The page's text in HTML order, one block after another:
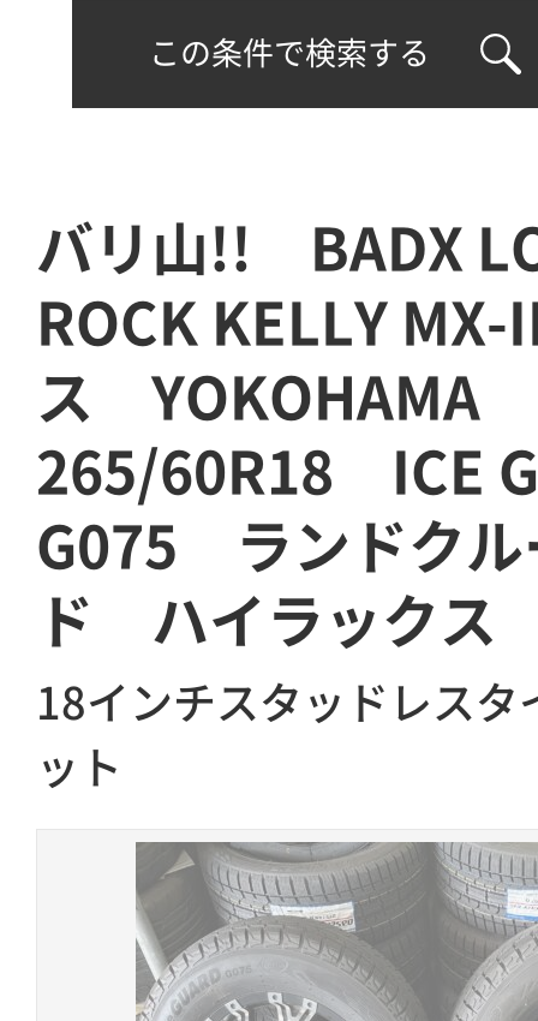
この条件で検索する
バリ山!! BADX
ROCK KELLY
ス YOKOHAMA
265/60R18 ICE
G075 ランドクル
ド ハイラックス
18インチスタッドレスタ
ット